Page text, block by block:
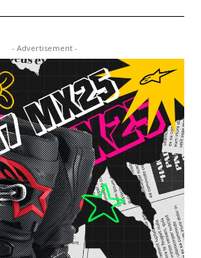
- Advertisement -